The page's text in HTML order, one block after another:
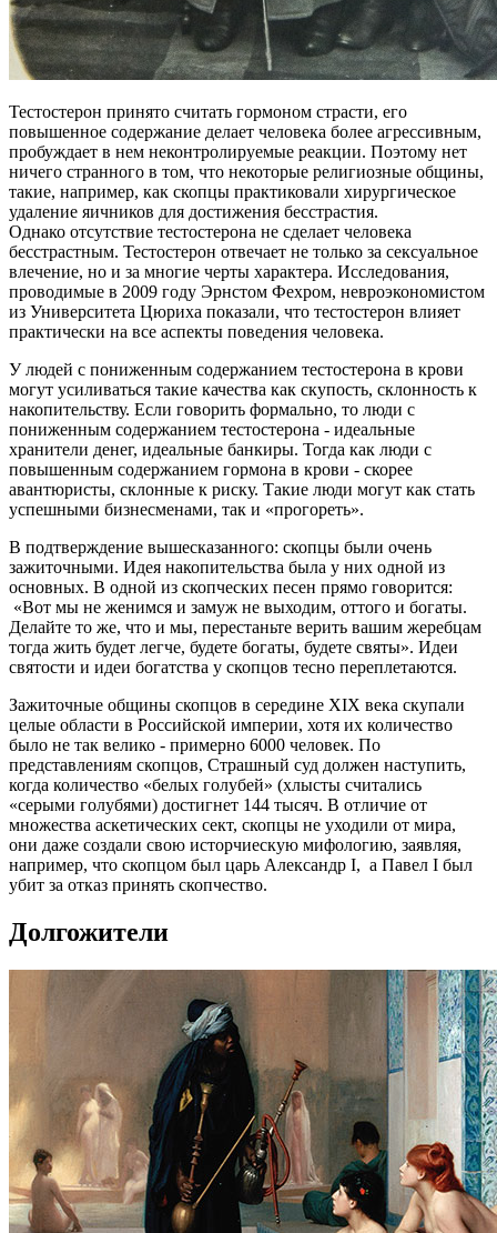
Тестостерон принято считать гормоном страсти, его
повышенное содержание делает человека более агрессивным,
пробуждает в нем неконтролируемые реакции. Поэтому нет
ничего странного в том, что некоторые религиозные общины,
такие, например, как скопцы практиковали хирургическое
удаление яичников для достижения бесстрастия.
Однако отсутствие тестостерона не сделает человека
бесстрастным. Тестостерон отвечает не только за сексуальное
влечение, но и за многие черты характера. Исследования,
проводимые в 2009 году Эрнстом Фехром, невроэкономистом
из Университета Цюриха показали, что тестостерон влияет
практически на все аспекты поведения человека.
У людей с пониженным содержанием тестостерона в крови
могут усиливаться такие качества как скупость, склонность к
накопительству. Если говорить формально, то люди с
пониженным содержанием тестостерона - идеальные
хранители денег, идеальные банкиры. Тогда как люди с
повышенным содержанием гормона в крови - скорее
авантюристы, склонные к риску. Такие люди могут как стать
успешными бизнесменами, так и «прогореть».
В подтверждение вышесказанного: скопцы были очень
зажиточными. Идея накопительства была у них одной из
основных. В одной из скопческих песен прямо говорится:
«Вот мы не женимся и замуж не выходим, оттого и богаты.
Делайте то же, что и мы, перестаньте верить вашим жеребцам
тогда жить будет легче, будете богаты, будете святы». Идеи
святости и идеи богатства у скопцов тесно переплетаются.
Зажиточные общины скопцов в середине XIX века скупали
целые области в Российской империи, хотя их количество
было не так велико - примерно 6000 человек. По
представлениям скопцов, Страшный суд должен наступить,
когда количество «белых голубей» (хлысты считались
«серыми голубями) достигнет 144 тысяч. В отличие от
множества аскетических сект, скопцы не уходили от мира,
они даже создали свою исторчиескую мифологию, заявляя,
например, что скопцом был царь Александр I, а Павел I был
убит за отказ принять скопчество.
Долгожители